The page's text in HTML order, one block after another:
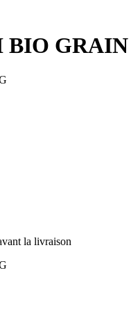
BIO
la livraison